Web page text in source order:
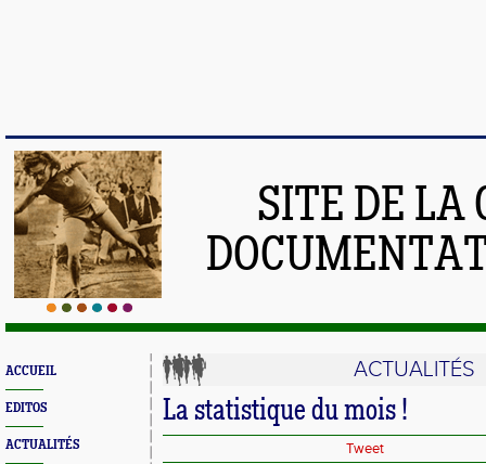
SITE DE LA
ACCUEIL
EDITOS
ACTUALITÉS
ACTUALITÉS
La statistique du mois !
Tweet